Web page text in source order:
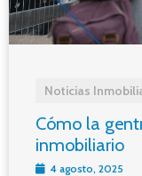
Noticias
Cómo la
inmobiliario
4 agosto, 2025